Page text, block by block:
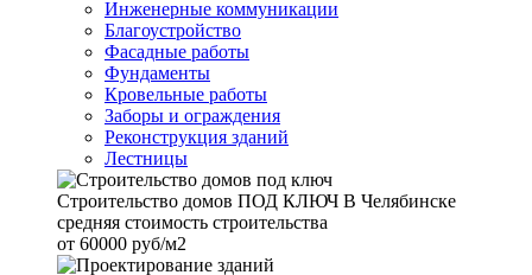
Инженерные коммуникации
Благоустройство
Фасадные работы
Фундаменты
Кровельные работы
Заборы и ограждения
Реконструкция зданий
Лестницы
Строительство домов ПОД КЛЮЧ В Челябинске
средняя стоимость строительства
от 60000 руб/м2